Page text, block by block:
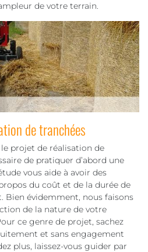
de votre terrain.
de tranchées
projet de réalisation de
de pratiquer d’abord une
vous aide à avoir des
du coût et de la durée de
Bien évidemment, nous faisons
de la nature de votre
ce genre de projet, sachez
et sans engagement
plus, laissez-vous guider par